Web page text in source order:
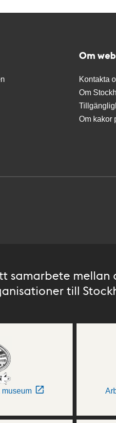
Om
Kontakta
Om
Om kakor
samarbete mellan
till
museum